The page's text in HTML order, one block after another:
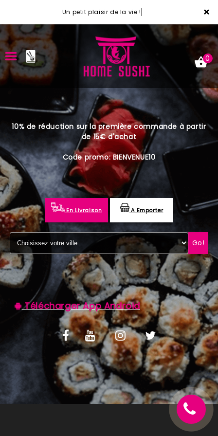
×
Un petit plaisir de la vie !
ACCUEIL
VOTRE COMPTE
NOTRE RESTAURANT
VOS AVIS
MENTIONS LÉGALES
C.G.V
0
10% de réduction sur la première commande à partir
de 15€ d'achat
Code promo: BIENVENUE10
En Livraison A Emporter
Go!
Télécharger App Android